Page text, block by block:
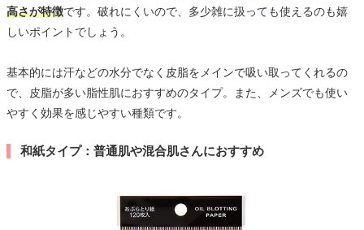
高さが特徴です。破れにくいので、多少雑に扱っても使えるのも嬉
しいポイントでしょう。
基本的には汗などの水分でなく皮脂をメインで吸い取ってくれるの
で、皮脂が多い脂性肌におすすめのタイプ。また、メンズでも使い
やすく効果を感じやすい種類です。
和紙タイプ：普通肌や混合肌さんにおすすめ